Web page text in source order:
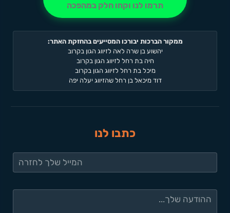
תרמו לנו וקחו חלק במהפכה
ממקור הברכות יבורכו המסייעים בהחזקת האתר:
יהשוע בן שרה לאה לזיווג הגון בקרוב
חיה בת רחל לזיווג הגון בקרוב
מיכל בת רחל לזיווג הגון בקרוב
דוד מיכאל בן רחל שהזיווג יעלה יפה
כתבו לנו